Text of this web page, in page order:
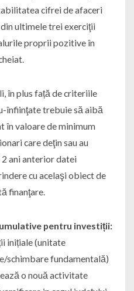
cifrei de afaceri
ultimele trei exerciţii
proprii pozitive în
în plus față de criteriile
înfiinţate trebuie să aibă
în valoare de minimum
care deţin sau au
ani anterior datei
cu acelaşi obiect de
finanţare.
pentru investiții:
inițiale (unitate
schimbare fundamentală)
o nouă activitate